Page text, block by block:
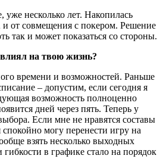
уже несколько лет. Накопилась
и от совмещения с покером. Решение
так и может показаться со стороны.
на твою жизнь?
времени и возможностей. Раньше
– допустим, если сегодня я
возможность полноценно
дней через пять. Теперь у
Если мне не нравятся составы
спокойно могу перенести игру на
взять несколько выходных
в графике стало на порядок